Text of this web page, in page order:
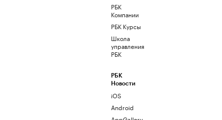
РБК
Компании
РБК Курсы
Школа
управления
РБК
РБК
Новости
iOS
Android